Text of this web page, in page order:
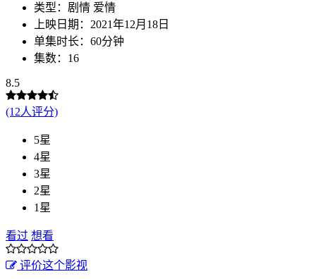
类型：剧情 爱情
上映日期：2021年12月18日
单集时长：60分钟
集数：16
8.5
(12人评分)
5星
4星
3星
2星
1星
看过 想看
评价这个影视